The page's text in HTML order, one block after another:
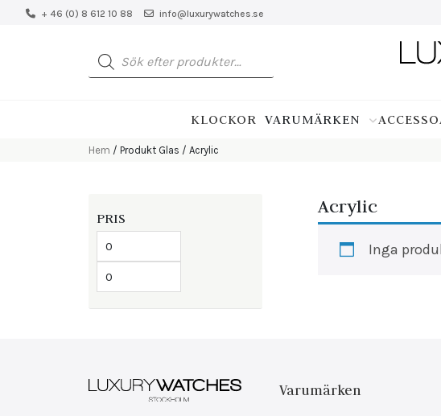
+ 46 (0) 8 612 10 88 info@luxurywatches.se
Produktsökning
KLOCKOR VARUMÄRKEN
Hem / Produkt Glas / Acrylic
PRIS
Acrylic
Inga
Varumärken